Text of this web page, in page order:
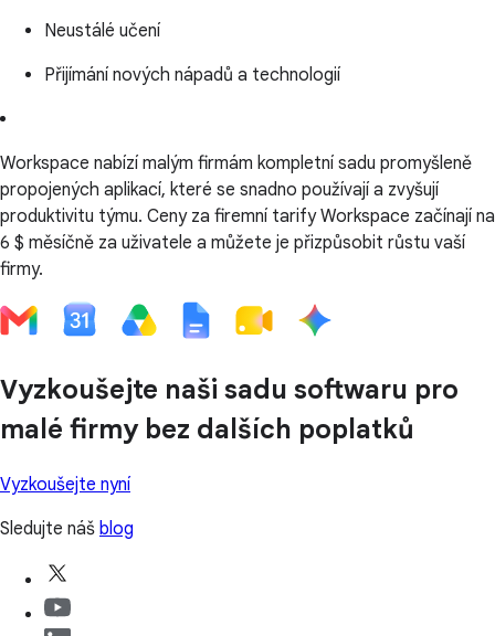
Neustálé učení
Přijímání nových nápadů a technologií
Workspace nabízí malým firmám kompletní sadu promyšleně
propojených aplikací, které se snadno používají a zvyšují
produktivitu týmu. Ceny za firemní tarify Workspace začínají na
6 $ měsíčně za uživatele a můžete je přizpůsobit růstu vaší
firmy.
Vyzkoušejte naši sadu softwaru pro
malé firmy bez dalších poplatků
Vyzkoušejte nyní
Sledujte náš blog